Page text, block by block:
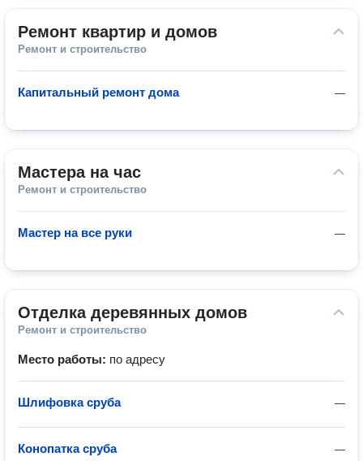
Ремонт квартир и домов
Ремонт и строительство
—
Капитальный ремонт дома
Мастера на час
Ремонт и строительство
—
Мастер на все руки
Отделка деревянных домов
Ремонт и строительство
Место работы: по адресу
—
Шлифовка сруба
—
Конопатка сруба